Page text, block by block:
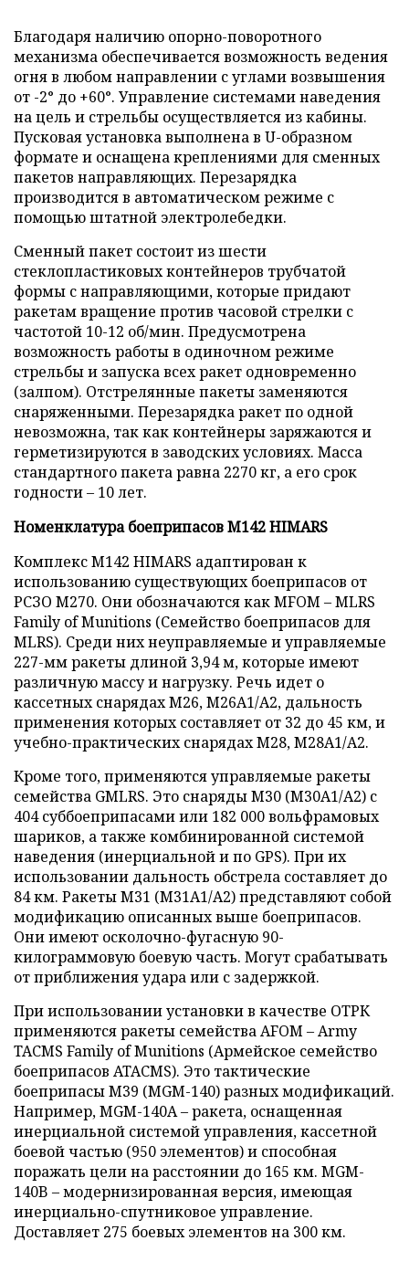
Благодаря наличию опорно-поворотного
механизма обеспечивается возможность ведения
огня в любом направлении с углами возвышения
от -2° до +60°. Управление системами наведения
на цель и стрельбы осуществляется из кабины.
Пусковая установка выполнена в U-образном
формате и оснащена креплениями для сменных
пакетов направляющих. Перезарядка
производится в автоматическом режиме с
помощью штатной электролебедки.
Сменный пакет состоит из шести
стеклопластиковых контейнеров трубчатой
формы с направляющими, которые придают
ракетам вращение против часовой стрелки с
частотой 10-12 об/мин. Предусмотрена
возможность работы в одиночном режиме
стрельбы и запуска всех ракет одновременно
(залпом). Отстрелянные пакеты заменяются
снаряженными. Перезарядка ракет по одной
невозможна, так как контейнеры заряжаются и
герметизируются в заводских условиях. Масса
стандартного пакета равна 2270 кг, а его срок
годности – 10 лет.
Номенклатура боеприпасов M142 HIMARS
Комплекс M142 HIMARS адаптирован к
использованию существующих боеприпасов от
РСЗО M270. Они обозначаются как MFOM – MLRS
Family of Munitions (Семейство боеприпасов для
MLRS). Среди них неуправляемые и управляемые
227-мм ракеты длиной 3,94 м, которые имеют
различную массу и нагрузку. Речь идет о
кассетных снарядах M26, M26A1/A2, дальность
применения которых составляет от 32 до 45 км, и
учебно-практических снарядах M28, M28A1/A2.
Кроме того, применяются управляемые ракеты
семейства GMLRS. Это снаряды M30 (M30A1/A2) с
404 суббоеприпасами или 182 000 вольфрамовых
шариков, а также комбинированной системой
наведения (инерциальной и по GPS). При их
использовании дальность обстрела составляет до
84 км. Ракеты M31 (M31A1/A2) представляют собой
модификацию описанных выше боеприпасов.
Они имеют осколочно-фугасную 90-
килограммовую боевую часть. Могут срабатывать
от приближения удара или с задержкой.
При использовании установки в качестве ОТРК
применяются ракеты семейства AFOM – Army
TACMS Family of Munitions (Армейское семейство
боеприпасов ATACMS). Это тактические
боеприпасы M39 (MGM-140) разных модификаций.
Например, MGM-140A – ракета, оснащенная
инерциальной системой управления, кассетной
боевой частью (950 элементов) и способная
поражать цели на расстоянии до 165 км. MGM-
140B – модернизированная версия, имеющая
инерциально-спутниковое управление.
Доставляет 275 боевых элементов на 300 км.